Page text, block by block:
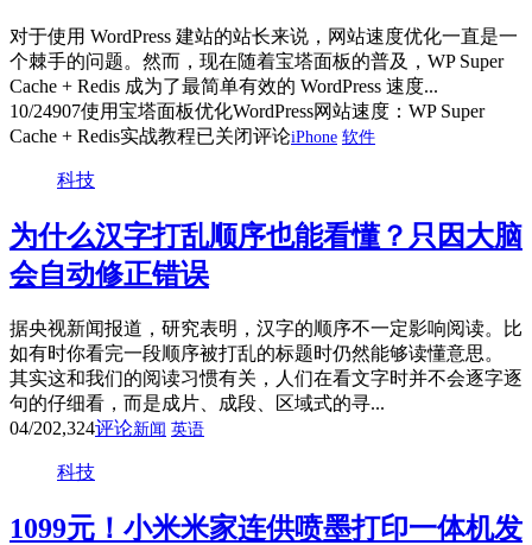
对于使用 WordPress 建站的站长来说，网站速度优化一直是一
个棘手的问题。然而，现在随着宝塔面板的普及，WP Super
Cache + Redis 成为了最简单有效的 WordPress 速度...
10/24907使用宝塔面板优化WordPress网站速度：WP Super
Cache + Redis实战教程已关闭评论iPhone 软件
科技
为什么汉字打乱顺序也能看懂？只因大脑
会自动修正错误
据央视新闻报道，研究表明，汉字的顺序不一定影响阅读。比
如有时你看完一段顺序被打乱的标题时仍然能够读懂意思。
其实这和我们的阅读习惯有关，人们在看文字时并不会逐字逐
句的仔细看，而是成片、成段、区域式的寻...
04/202,324评论新闻 英语
科技
1099元！小米米家连供喷墨打印一体机发